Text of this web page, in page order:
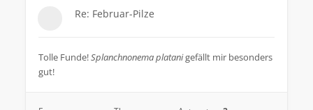
Re: Februar-Pilze
Tolle Funde!Splanchnonema platanigefällt mir besonders
gut!